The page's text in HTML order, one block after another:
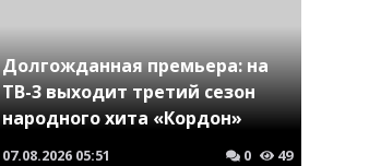
Долгожданная премьера: на
ТВ-3 выходит третий сезон
народного хита «Кордон»
07.08.2026 05:51 0 49